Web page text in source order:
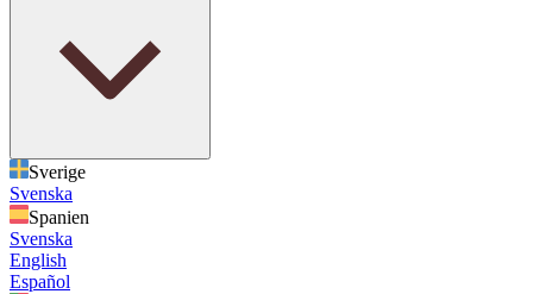
Sverige
Svenska
Spanien
Svenska
English
Español